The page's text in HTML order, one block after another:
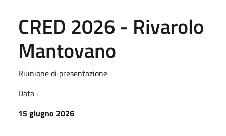
CRED 2026 - Rivarolo
Mantovano
Riunione di presentazione
Data :
15 giugno 2026